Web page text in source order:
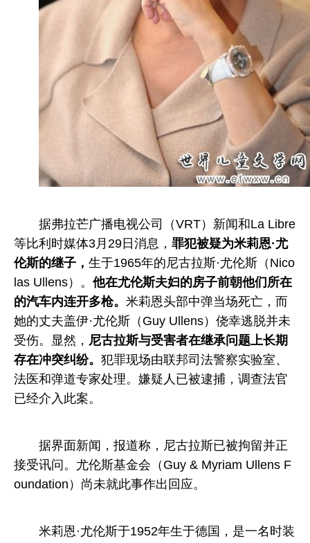
据弗拉芒广播电视公司（VRT）新闻和La Libre
等比利时媒体3月29日消息， 罪犯被疑为米莉恩·尤
伦斯的继子， 生于1965年的尼古拉斯·尤伦斯（Nico
las Ullens）。 他在尤伦斯夫妇的房子前朝他们所在
的汽车内连开多枪。 米莉恩头部中弹当场死亡，而
她的丈夫盖伊·尤伦斯（Guy Ullens）侥幸逃脱并未
受伤。显然， 尼古拉斯与受害者在继承问题上长期
存在冲突纠纷。 犯罪现场由联邦司法警察实验室、
法医和弹道专家处理。嫌疑人已被逮捕，调查法官
已经介入此案。
据界面新闻，报道称，尼古拉斯已被拘留并正
接受讯问。尤伦斯基金会（Guy & Myriam Ullens F
oundation）尚未就此事作出回应。
米莉恩·尤伦斯于1952年生于德国，是一名时装